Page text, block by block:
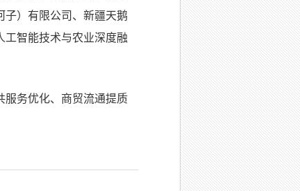
子）有限公司、新疆天鹅
工智能技术与农业深度融
服务优化、商贸流通提质